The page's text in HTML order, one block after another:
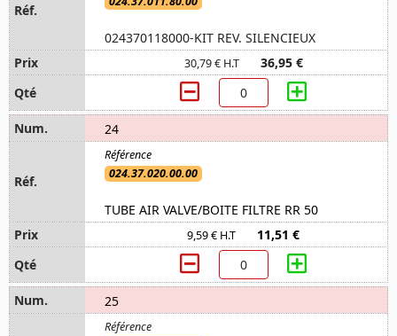
024370118000-KIT REV. SILENCIEUX
30,79 € H.T 36,95 €
24
024.37.020.00.00
TUBE AIR VALVE/BOITE FILTRE RR 50
9,59 € H.T 11,51 €
25